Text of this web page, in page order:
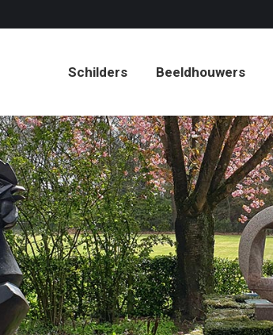
Schilders Beeldhouwers
Schilders Beeldhouwers